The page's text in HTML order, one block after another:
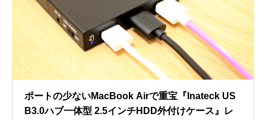
ポートの少ないMacBook Airで重宝『Inateck US
B3.0ハブ一体型 2.5インチHDD外付けケース』レ